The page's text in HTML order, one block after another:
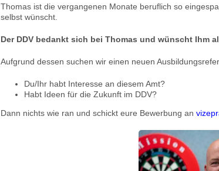
Thomas ist die vergangenen Monate beruflich so
selbst wünscht.
Der DDV bedankt sich bei Thomas und wünscht Ihm
Aufgrund dessen suchen wir einen neuen
Du/Ihr habt Interesse an diesem Amt?
Habt Ideen für die Zukunft im DDV?
Dann nichts wie ran und schickt eure Bewerbung an